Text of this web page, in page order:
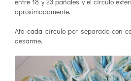
aproximadamente.
Ata cada círculo por separado con
desarme.